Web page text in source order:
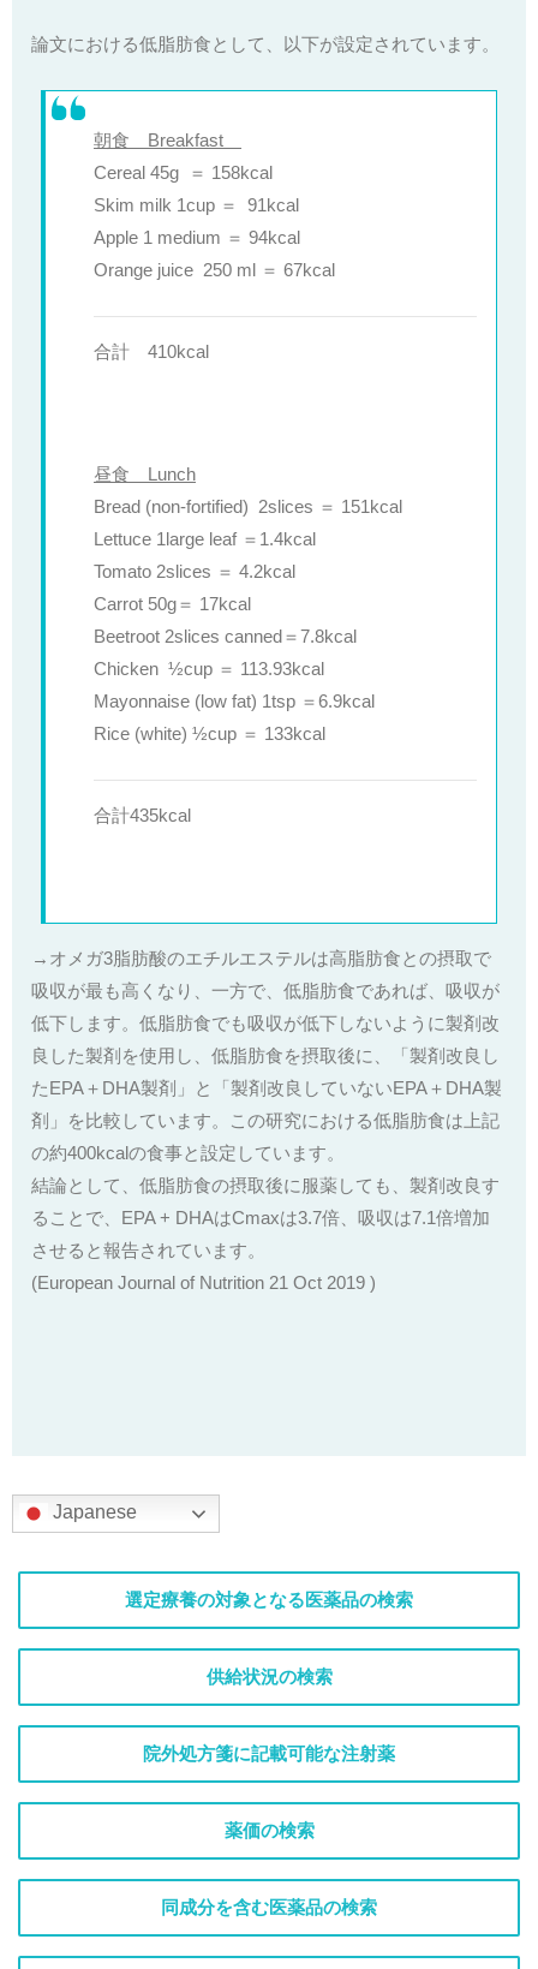
論文における低脂肪食として、以下が設定されています。
朝食 Breakfast
Cereal 45g ＝ 158kcal
Skim milk 1cup ＝
91kcal
Apple 1 medium ＝ 94kcal
Orange juice 250 ml ＝ 67kcal
合計 410kcal
昼食 Lunch
Bread (non-fortified) 2slices ＝ 151kcal
Lettuce 1large leaf ＝1.4kcal
Tomato 2slices ＝ 4.2kcal
Carrot 50g＝ 17kcal
Beetroot 2slices canned＝7.8kcal
Chicken ½cup ＝ 113.93kcal
Mayonnaise (low fat) 1tsp ＝6.9kcal
Rice (white) ½cup ＝ 133kcal
合計435kcal
→オメガ3脂肪酸のエチルエステルは高脂肪食との摂取で
吸収が最も高くなり、一方で、低脂肪食であれば、吸収が
低下します。低脂肪食でも吸収が低下しないように製剤改
良した製剤を使用し、低脂肪食を摂取後に、「製剤改良し
たEPA＋DHA製剤」と「製剤改良していないEPA＋DHA製
剤」を比較しています。この研究における低脂肪食は上記
の約400kcalの食事と設定しています。
結論として、低脂肪食の摂取後に服薬しても、製剤改良す
ることで、EPA + DHAはCmaxは3.7倍、吸収は7.1倍増加
させると報告されています。
(European Journal of Nutrition 21 Oct 2019 )
Japanese
選定療養の対象となる医薬品の検索
供給状況の検索
院外処方箋に記載可能な注射薬
薬価の検索
同成分を含む医薬品の検索